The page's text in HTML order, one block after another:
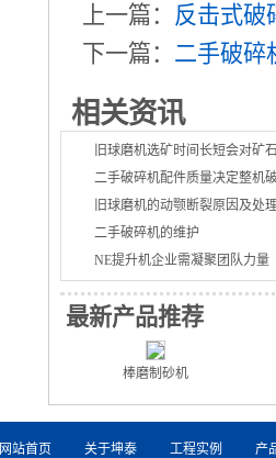
上一篇： 反击式破
下一篇： 二手破碎
相关资讯
旧球磨机选矿时间长短会对矿
二手破碎机配件质量决定整机
旧球磨机的动颚断裂原因及处
二手破碎机的维护
NE提升机企业需凝聚团队力量
最新产品推荐
棒磨制砂机
网站首页 关于坤泰 工程实例 产